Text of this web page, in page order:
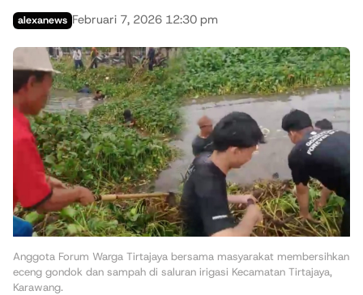
alexanews Februari 7, 2026 12:30 pm
Anggota Forum Warga Tirtajaya bersama masyarakat membersihkan
eceng gondok dan sampah di saluran irigasi Kecamatan Tirtajaya,
Karawang.